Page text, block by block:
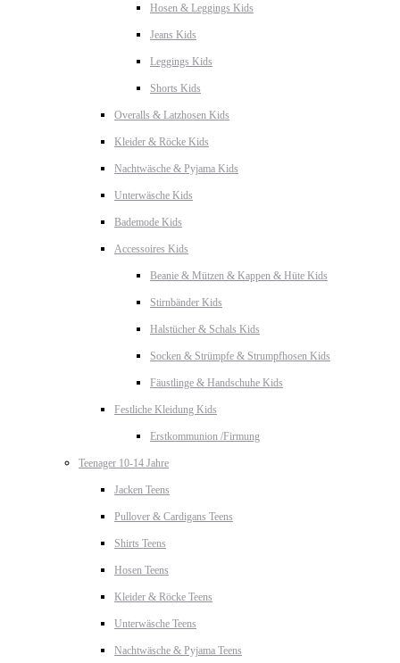
Hosen & Leggings Kids
Jeans Kids
Leggings Kids
Shorts Kids
Overalls & Latzhosen Kids
Kleider & Röcke Kids
Nachtwäsche & Pyjama Kids
Unterwäsche Kids
Bademode Kids
Accessoires Kids
Beanie & Mützen & Kappen & Hüte Kids
Stirnbänder Kids
Halstücher & Schals Kids
Socken & Strümpfe & Strumpfhosen Kids
Fäustlinge & Handschuhe Kids
Festliche Kleidung Kids
Erstkommunion /Firmung
Teenager 10-14 Jahre
Jacken Teens
Pullover & Cardigans Teens
Shirts Teens
Hosen Teens
Kleider & Röcke Teens
Unterwäsche Teens
Nachtwäsche & Pyjama Teens